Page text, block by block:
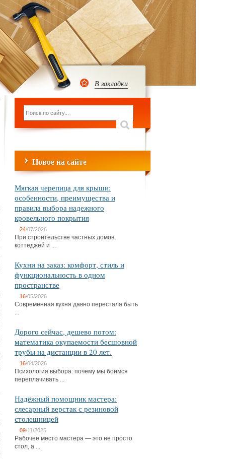
В закладки
Новое на сайте
Мягкая черепица для крыши:
особенности, преимущества и
правила выбора надежного
кровельного покрытия
24/07/2026
При строительстве частных домов,
коттеджей и ...
Кухни на заказ: комфорт, стиль и
функциональность в одном
пространстве
16/05/2026
Современная кухня давно перестала быть
...
Дорого сейчас, дешево потом:
математика окупаемости бесшовной
трубы на дистанции в 20 лет.
16/04/2026
Психология выбора: почему мы боимся
переплачивать ...
Надёжный помощник мастера:
слесарный верстак с резиновой
столешницей
09/11/2025
Рабочее место мастера — это не просто
стол, а ...